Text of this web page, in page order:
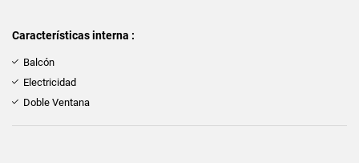
Características interna :
Balcón
Electricidad
Doble Ventana